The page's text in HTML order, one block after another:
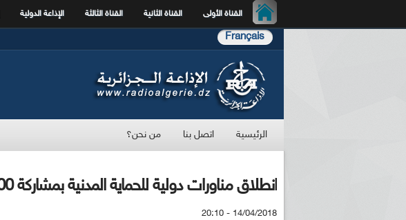
القناة الأولى القناة الثانية القناة الثالثة الإذاعة الدولية
Français
الرئيسية اتصل بنا من نحن؟
انطلاق مناورات دولية للحماية المدنية بمشاركة 1000 عون بالبويرة
14/04/2018 - 20:10